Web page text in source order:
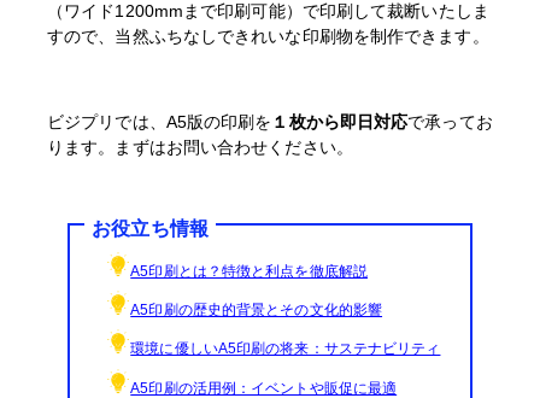
（ワイド1200mmまで印刷可能）で印刷して裁断いたしま
すので、当然ふちなしできれいな印刷物を制作できます。
ビジプリでは、A5版の印刷を １枚から即日対応で承ってお
ります。まずはお問い合わせください。
お役立ち情報
A5印刷とは？特徴と利点を徹底解説
A5印刷の歴史的背景とその文化的影響
環境に優しいA5印刷の将来：サステナビリティ
A5印刷の活用例：イベントや販促に最適